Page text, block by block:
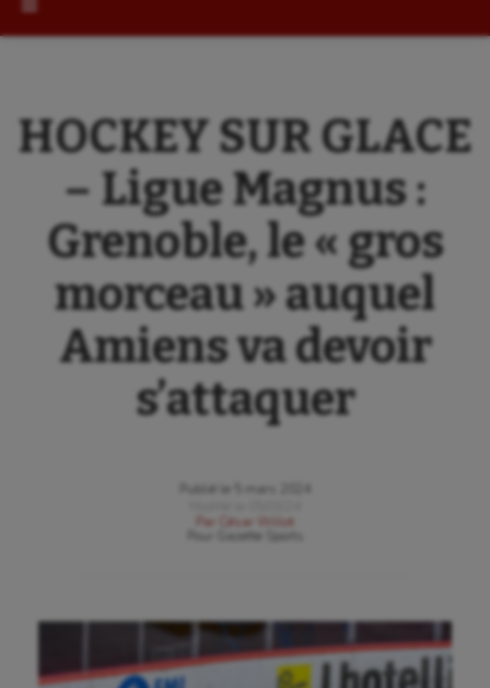
HOCKEY SUR GLACE
– Ligue Magnus :
Grenoble, le « gros
morceau » auquel
Amiens va devoir
s’attaquer
Publié le
5 mars 2024
Par
César Willot
Gazette Sports